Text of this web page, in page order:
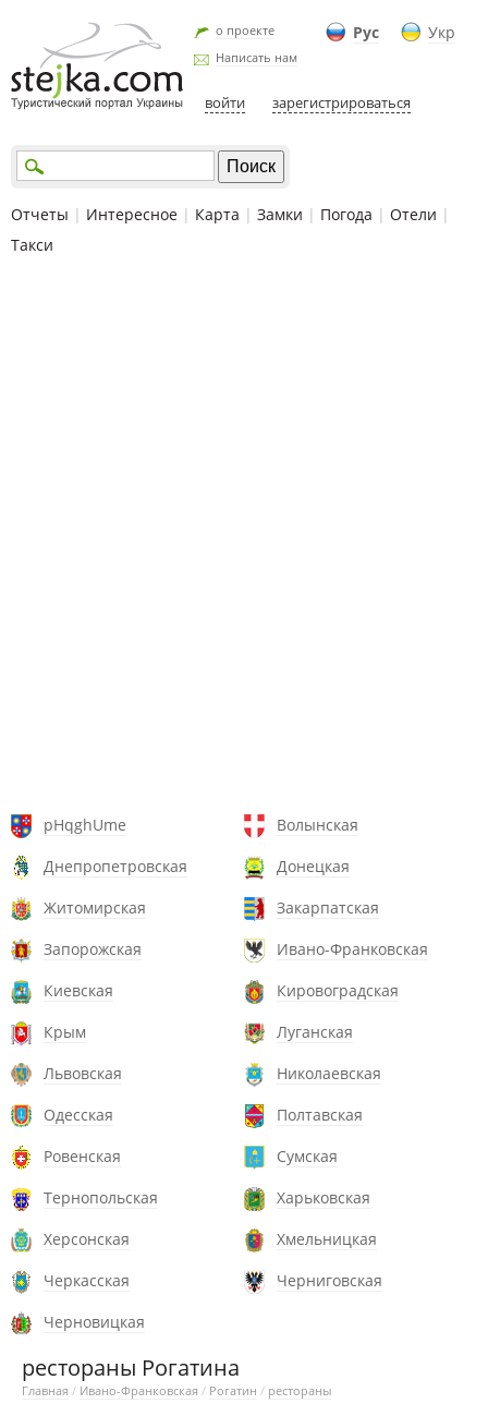
Рус Укр
о проекте
Написать нам
войти зарегистрироваться
Отчеты | Интересное | Карта | Замки | Погода | Отели |
Такси
pHqghUme
Волынская
Днепропетровская
Донецкая
Житомирская
Закарпатская
Запорожская
Ивано-Франковская
Киевская
Кировоградская
Крым
Луганская
Львовская
Николаевская
Одесская
Полтавская
Ровенская
Сумская
Тернопольская
Харьковская
Херсонская
Хмельницкая
Черкасская
Черниговская
Черновицкая
рестораны Рогатина
Главная / Ивано-Франковская / Рогатин / рестораны